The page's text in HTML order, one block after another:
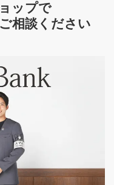
ップで
相談ください